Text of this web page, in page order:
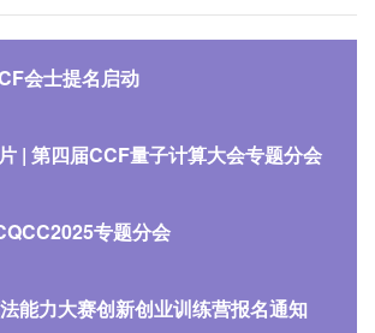
会士提名启动
| 第四届CCF量子计算大会专题分会
专题分会
能力大赛创新创业训练营报名通知